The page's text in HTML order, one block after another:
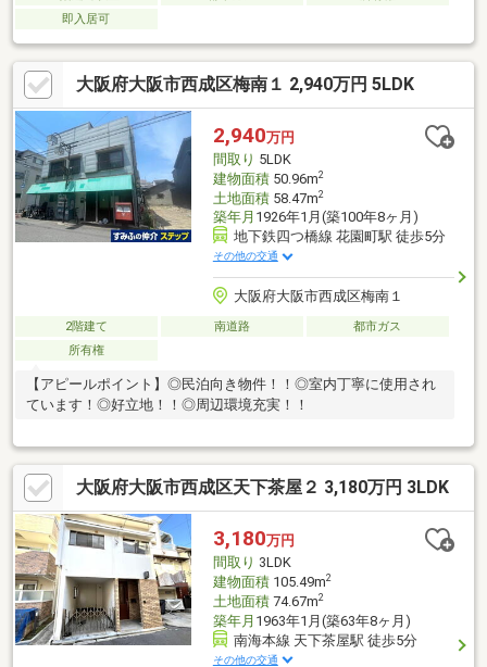
即入居可
大阪府大阪市西成区梅南１ 2,940万円 5LDK
2,940万円
間取り 5LDK
建物面積50.96m2
土地面積58.47m2
築年月 1926年1月(築100年8ヶ月)
地下鉄四つ橋線 花園町駅 徒歩5分
その他の交通
大阪府大阪市西成区梅南１
2階建て 南道路
都市ガス
所有権
【アピールポイント】◎民泊向き物件！！◎室内丁寧に使用され
ています！◎好立地！！◎周辺環境充実！！
大阪府大阪市西成区天下茶屋２ 3,180万円 3LDK
3,180万円
間取り 3LDK
建物面積105.49m2
土地面積74.67m2
築年月 1963年1月(築63年8ヶ月)
南海本線 天下茶屋駅 徒歩5分
その他の交通